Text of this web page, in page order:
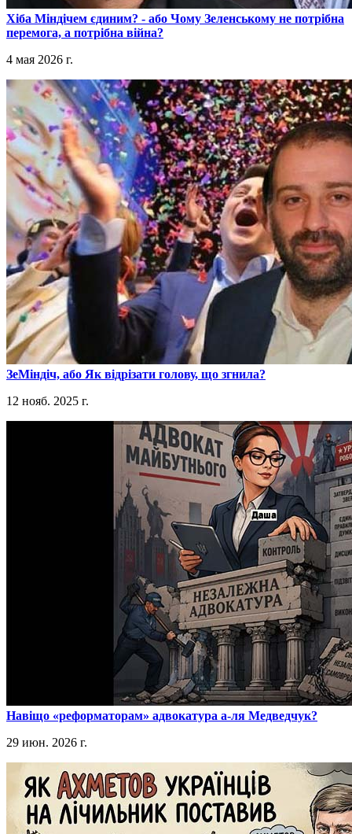
​Хіба Міндічем єдиним? - або Чому Зеленському не потрібна
перемога, а потрібна війна?
4 мая 2026 г.
​ЗеМіндіч, або Як відрізати голову, що згнила?
12 нояб. 2025 г.
​Навіщо «реформаторам» адвокатура а-ля Медведчук?
29 июн. 2026 г.